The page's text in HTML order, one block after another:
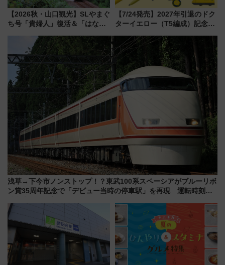
【2026秋・山口観光】SLやまぐ
ち号「貴婦人」復活＆「はなあ
注目観光列車まとめ きっぷの取
り方は？
【7/24発売】2027年引退のドク
ターイエロー（T5編成）記念グ
送の目覚まし時計など通販・販
売店舗まとめ
浅草→下今市ノンストップ！？東武100系スペーシアがブルーリボ
ン賞35周年記念で「デビュー当時の停車駅」を再現 運転時刻や